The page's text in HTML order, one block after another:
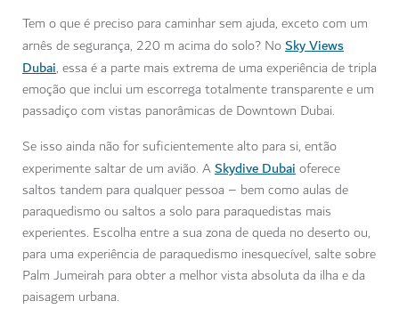
Tem o que é preciso para caminhar sem ajuda, exceto com um
arnês de segurança, 220 m acima do solo? NoSky Views
Dubai, essa é a parte mais extrema de uma experiência de tripla
emoção que inclui um escorrega totalmente transparente e um
passadiço com vistas panorâmicas de Downtown Dubai.
Se isso ainda não for suficientemente alto para si, então
experimente saltar de um avião. ASkydive Dubaioferece
saltos tandem para qualquer pessoa – bem como aulas de
paraquedismo ou saltos a solo para paraquedistas mais
experientes. Escolha entre a sua zona de queda no deserto ou,
para uma experiência de paraquedismo inesquecível, salte sobre
Palm Jumeirah para obter a melhor vista absoluta da ilha e da
paisagem urbana.